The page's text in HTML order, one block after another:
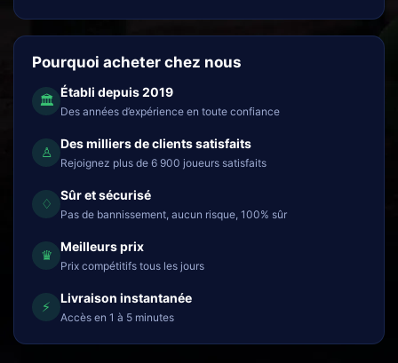
Pourquoi acheter chez nous
🏛
Établi depuis 2019
Des années d’expérience en toute confiance
♙
Des milliers de clients satisfaits
Rejoignez plus de 6 900 joueurs satisfaits
♢
Sûr et sécurisé
Pas de bannissement, aucun risque, 100% sûr
♛
Meilleurs prix
Prix compétitifs tous les jours
⚡
Livraison instantanée
Accès en 1 à 5 minutes